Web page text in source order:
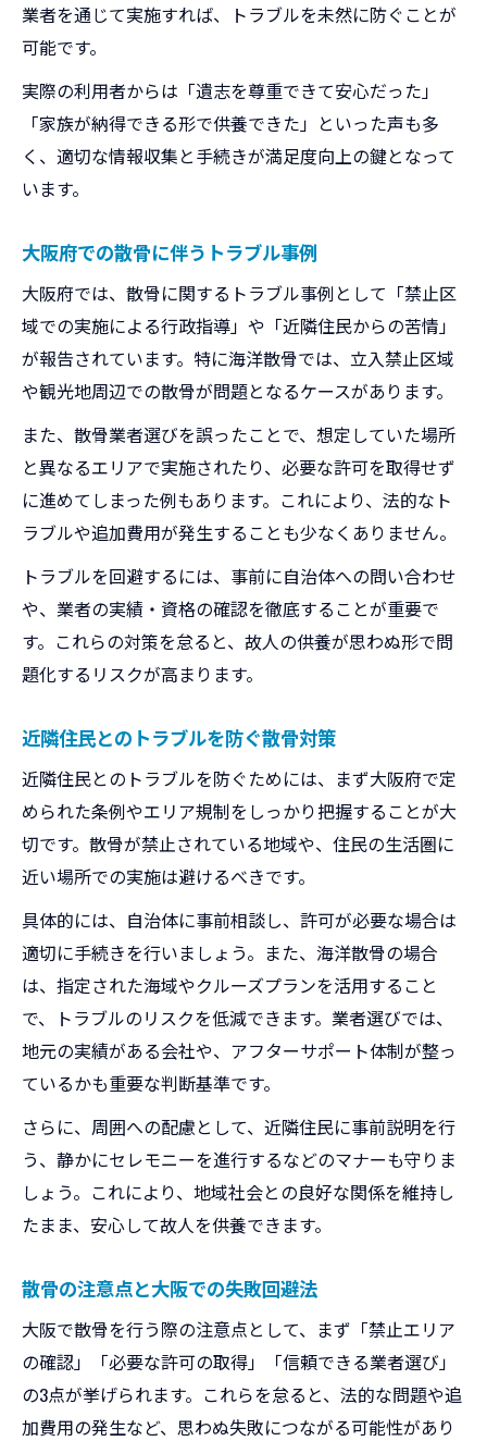
業者を通じて実施すれば、トラブルを未然に防ぐことが
可能です。
実際の利用者からは「遺志を尊重できて安心だった」
「家族が納得できる形で供養できた」といった声も多
く、適切な情報収集と手続きが満足度向上の鍵となって
います。
大阪府での散骨に伴うトラブル事例
大阪府では、散骨に関するトラブル事例として「禁止区
域での実施による行政指導」や「近隣住民からの苦情」
が報告されています。特に海洋散骨では、立入禁止区域
や観光地周辺での散骨が問題となるケースがあります。
また、散骨業者選びを誤ったことで、想定していた場所
と異なるエリアで実施されたり、必要な許可を取得せず
に進めてしまった例もあります。これにより、法的なト
ラブルや追加費用が発生することも少なくありません。
トラブルを回避するには、事前に自治体への問い合わせ
や、業者の実績・資格の確認を徹底することが重要で
す。これらの対策を怠ると、故人の供養が思わぬ形で問
題化するリスクが高まります。
近隣住民とのトラブルを防ぐ散骨対策
近隣住民とのトラブルを防ぐためには、まず大阪府で定
められた条例やエリア規制をしっかり把握することが大
切です。散骨が禁止されている地域や、住民の生活圏に
近い場所での実施は避けるべきです。
具体的には、自治体に事前相談し、許可が必要な場合は
適切に手続きを行いましょう。また、海洋散骨の場合
は、指定された海域やクルーズプランを活用すること
で、トラブルのリスクを低減できます。業者選びでは、
地元の実績がある会社や、アフターサポート体制が整っ
ているかも重要な判断基準です。
さらに、周囲への配慮として、近隣住民に事前説明を行
う、静かにセレモニーを進行するなどのマナーも守りま
しょう。これにより、地域社会との良好な関係を維持し
たまま、安心して故人を供養できます。
散骨の注意点と大阪での失敗回避法
大阪で散骨を行う際の注意点として、まず「禁止エリア
の確認」「必要な許可の取得」「信頼できる業者選び」
の3点が挙げられます。これらを怠ると、法的な問題や追
加費用の発生など、思わぬ失敗につながる可能性があり